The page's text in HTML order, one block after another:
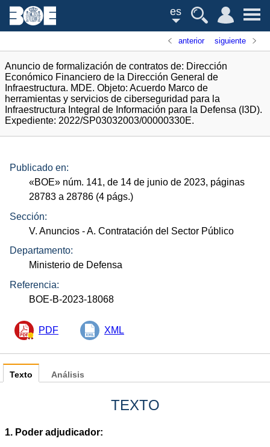
es
anterior siguiente
Anuncio de formalización de contratos de: Dirección
Económico Financiero de la Dirección General de
Infraestructura. MDE. Objeto: Acuerdo Marco de
herramientas y servicios de ciberseguridad para la
Infraestructura Integral de Información para la Defensa (I3D).
Expediente: 2022/SP03032003/00000330E.
Publicado en:
«BOE» núm. 141, de 14 de junio de 2023, páginas
28783 a 28786 (4 págs.)
Sección:
V. Anuncios - A. Contratación del Sector Público
Departamento:
Ministerio de Defensa
Referencia:
BOE-B-2023-18068
PDF XML
Texto
TEXTO
1. Poder adjudicador:
Análisis